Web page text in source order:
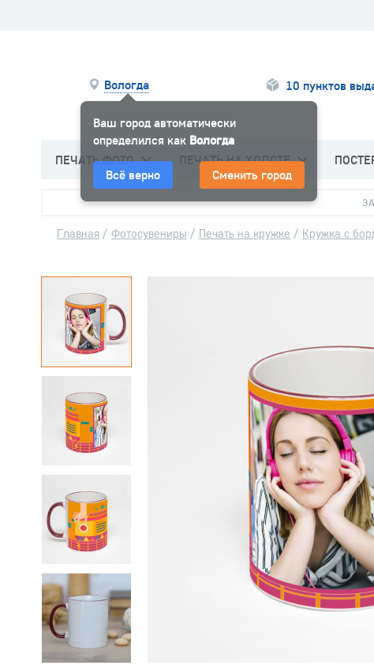
Вологда
Ваш город автоматически
определился как Вологда
Всё верно Сменить город
10 пунктов
ПЕЧАТЬ ФОТО ПЕЧАТЬ НА ХОЛСТЕ
Главная / Фотосувениры / Печать на кружке / Кружка с